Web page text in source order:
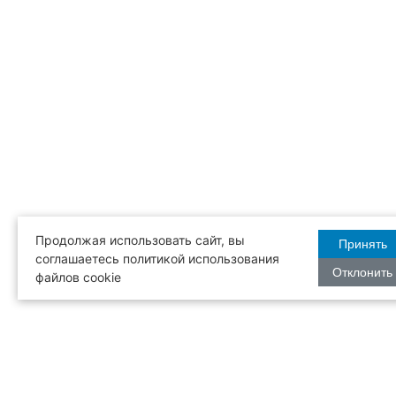
Продолжая использовать сайт, вы
соглашаетесь политикой использования
файлов cookie
Принять
Отклонить